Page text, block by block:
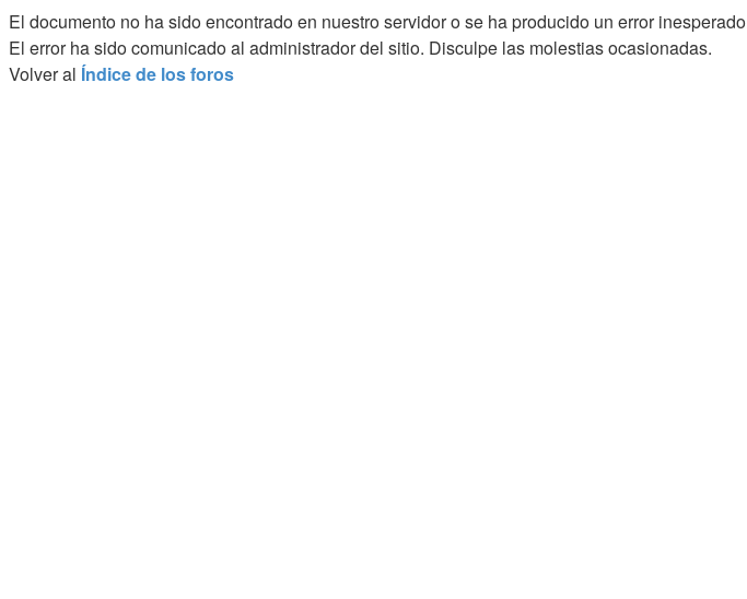
El documento no ha sido encontrado en nuestro servidor o se ha producido un error inesperado
El error ha sido comunicado al administrador del sitio. Disculpe las molestias ocasionadas.
Volver al Índice de los foros